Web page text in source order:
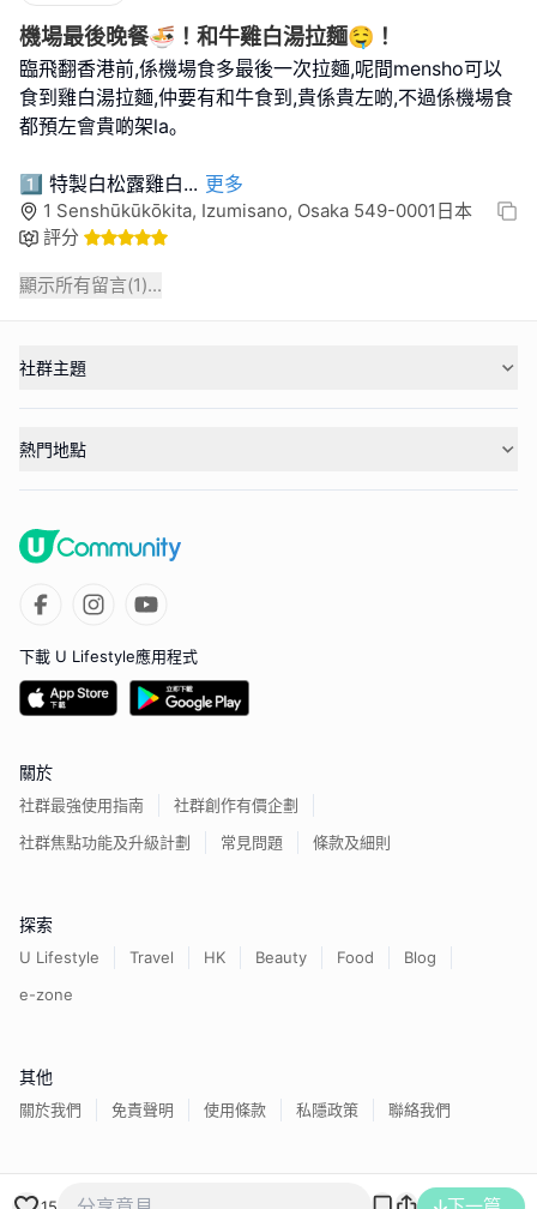
機場最後晚餐🍜！和牛雞白湯拉麵🤤！
臨飛翻香港前,係機場食多最後一次拉麵,呢間mensho可以
食到雞白湯拉麵,仲要有和牛食到,貴係貴左啲,不過係機場食
都預左會貴啲架la｡
1️⃣ 特製白松露雞白... 更多
1 Senshūkūkōkita, Izumisano, Osaka 549-0001日本
評分
顯示所有留言(1)...
社群主題
熱門地點
下載 U Lifestyle應用程式
關於
社群最強使用指南
社群創作有價企劃
社群焦點功能及升級計劃
常見問題 條款及細則
探索
U Lifestyle Travel HK Beauty Food
Blog
e-zone
其他
關於我們 免責聲明 使用條款 私隱政策 聯絡我們
香港經濟日報版權所有©